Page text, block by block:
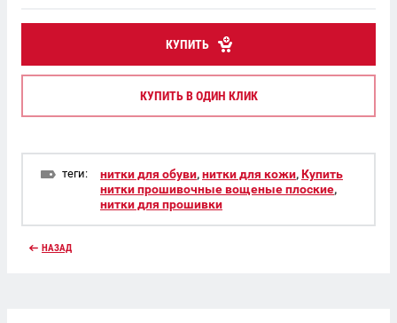
КУПИТЬ
КУПИТЬ В ОДИН КЛИК
теги: нитки для обуви,нитки для кожи, Купить
нитки прошивочные вощеные плоские,
нитки для прошивки
НАЗАД